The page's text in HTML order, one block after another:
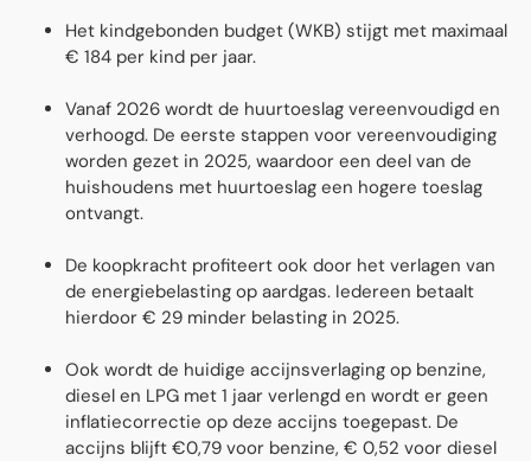
Het kindgebonden budget (WKB) stijgt met maximaal
€ 184 per kind per jaar.
Vanaf 2026 wordt de huurtoeslag vereenvoudigd en
verhoogd. De eerste stappen voor vereenvoudiging
worden gezet in 2025, waardoor een deel van de
huishoudens met huurtoeslag een hogere toeslag
ontvangt.
De koopkracht profiteert ook door het verlagen van
de energiebelasting op aardgas. Iedereen betaalt
hierdoor € 29 minder belasting in 2025.
Ook wordt de huidige accijnsverlaging op benzine,
diesel en LPG met 1 jaar verlengd en wordt er geen
inflatiecorrectie op deze accijns toegepast. De
accijns blijft €0,79 voor benzine, € 0,52 voor diesel